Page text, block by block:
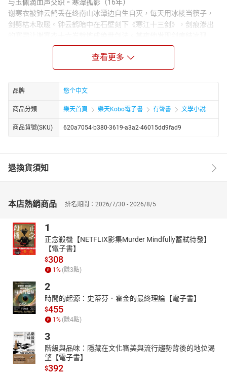
与玉佩滴血声交织。寒潭孤影（16年）
谢寒衣被钟云鹤丢在终南山冰潭边自生自灭，每天用冰棱当筷子，
剑劈枯木取暖。钟云鹤暗中在石壁刻下《寒江十三剑》，剑痕渗出
象，突然悟出"以寒克刚"的至理。
构章法有度，兼具文学性与可读性。其语言凝练精准，质朴中见风
骨，平实中藏张力，不事浮夸雕琢，却能于细微处勾勒人物心境，
于平淡间铺陈时代肌理，展现出极强的文字把控能力与叙事功底。
无论是场景描摹、细节刻画，还是情感铺陈、思想表达，均层次分
明、意蕴深远，兼具画面感与感染力，使读者极易沉浸于文本所构
查看更多
品牌 悠个中文
商品分類 樂天首頁 樂天Kobo電子書 有聲書 文學小說
商品貨號(SKU) 620a7054-b380-3619-a3a2-46015dd9fad9
退換貨須知
本店熱銷商品 排名期間：2026/7/30 - 2026/8/5
1
正念殺機【NETFLIX影集Murder Mindfully蓄弒待發】
【電子書】
$308
1 % (賺3點)
2
時間的起源：史蒂芬．霍金的最終理論【電子書】
$455
1 % (賺4點)
3
階級與品味：隱藏在文化審美與流行趨勢背後的地位渴
望【電子書】
$392